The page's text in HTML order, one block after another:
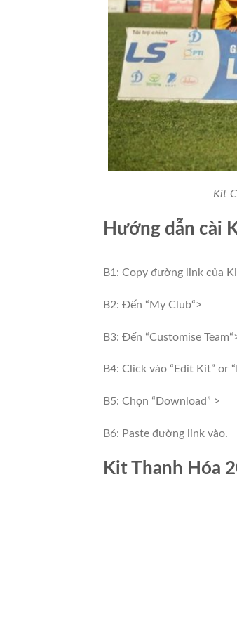
Kit
Hướng dẫn cài
B1: Copy đường link của
B2: Đến “My Club“>
B3: Đến “Customise
B4: Click vào “Edit Kit” or
B5: Chọn “Download” >
B6: Paste đường link vào.
Kit Thanh Hóa